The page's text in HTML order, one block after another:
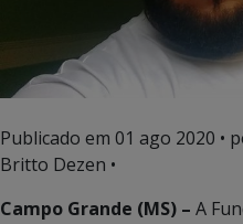
Publicado em 01 ago 2020 •
Britto Dezen •
Campo Grande (MS) – A